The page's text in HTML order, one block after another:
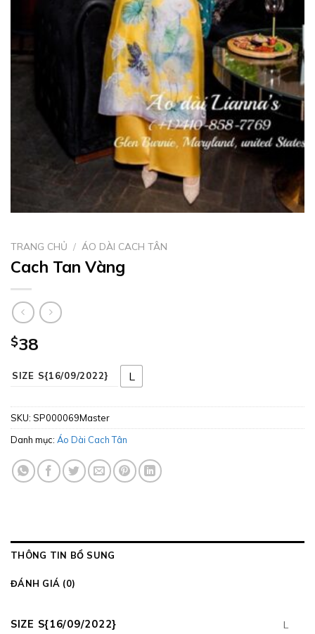
TRANG CHỦ / ÁO DÀI CACH TÂN
Cach Tan Vàng
$38
SIZE S{16/09/2022} L
SKU: SP000069Master
Danh mục: Áo Dài Cach Tân
THÔNG TIN BỔ SUNG
ĐÁNH GIÁ (0)
SIZE S{16/09/2022} L